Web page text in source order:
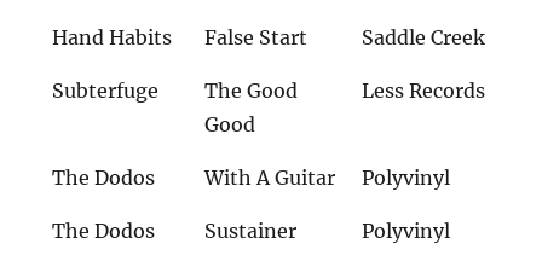
Hand Habits False Start Saddle Creek
Subterfuge
The Good
Good
Less Records
The Dodos With A Guitar Polyvinyl
The Dodos Sustainer Polyvinyl